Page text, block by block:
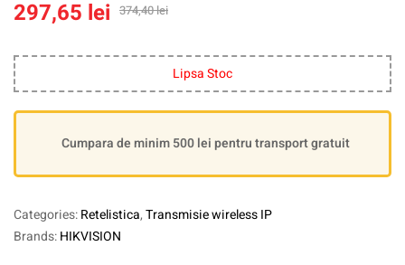
374,40lei
297,65 lei
Lipsa Stoc
Cumpara de minim 500 lei pentru transport gratuit
Categories:Retelistica,Transmisie wireless IP
Brands:HIKVISION